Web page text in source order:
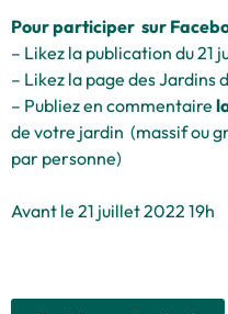
Pour participer sur
– Likez la publication du 21
– Likez la page des Jardins
– Publiez en commentaire
de votre jardin (massif ou
par personne)
Avant le 21 juillet 2022 19h